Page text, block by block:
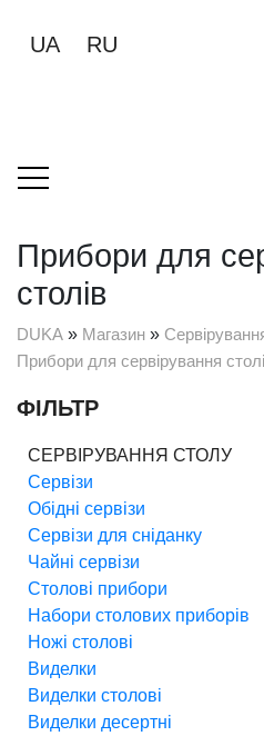
UA RU
Прибори для
столів
DUKA » Магазин »
Прибори для сервірування
ФІЛЬТР
СЕРВІРУВАННЯ СТОЛУ
Сервізи
Обідні сервізи
Сервізи для сніданку
Чайні сервізи
Столові прибори
Набори столових приборів
Ножі столові
Виделки
Виделки столові
Виделки десертні